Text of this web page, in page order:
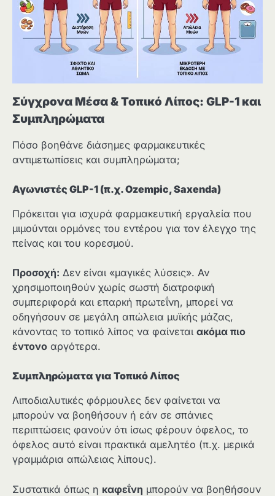
Σύγχρονα Μέσα & Τοπικό Λίπος: GLP-1 και
Συμπληρώματα
Πόσο βοηθάνε διάσημες φαρμακευτικές
αντιμετωπίσεις και συμπληρώματα;
Αγωνιστές GLP-1 (π.χ. Ozempic, Saxenda)
Πρόκειται για ισχυρά φαρμακευτική εργαλεία που
μιμούνται ορμόνες του εντέρου για τον έλεγχο της
πείνας και του κορεσμού.
Προσοχή: Δεν είναι «μαγικές λύσεις». Αν
χρησιμοποιηθούν χωρίς σωστή διατροφική
συμπεριφορά και επαρκή πρωτεΐνη, μπορεί να
οδηγήσουν σε μεγάλη απώλεια μυϊκής μάζας,
κάνοντας το τοπικό λίπος να φαίνεται ακόμα πιο
έντονο αργότερα.
Συμπληρώματα για Τοπικό Λίπος
Λιποδιαλυτικές φόρμουλες δεν φαίνεται να
μπορούν να βοηθήσουν ή εάν σε σπάνιες
περιπτώσεις φανούν ότι ίσως φέρουν όφελος, το
όφελος αυτό είναι πρακτικά αμελητέο (π.χ. μερικά
γραμμάρια απώλειας λίπους).
Συστατικά όπως η καφεΐνη μπορούν να βοηθήσουν